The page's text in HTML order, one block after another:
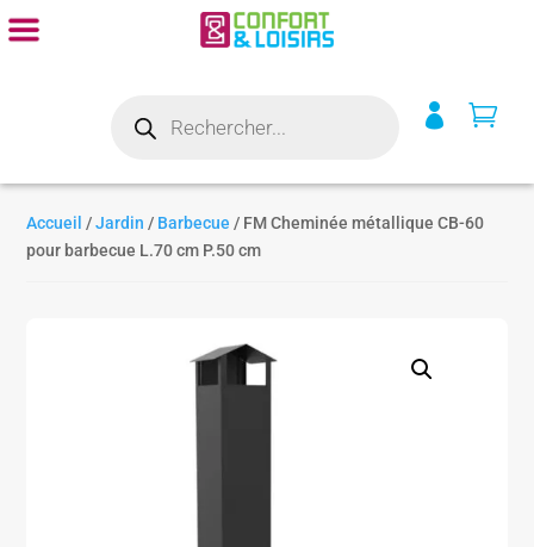
produits
 
Accueil /Jardin / Barbecue / FM Cheminée métallique CB-60
pour barbecue L.70 cm P.50 cm